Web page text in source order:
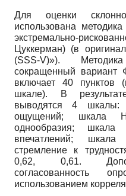
Для оценки
использована
экстремально-
Цуккерман) (в
(SSS-V)»).
сокращенный вариант
включает 40 пунктов
шкале). В
выводятся4
ощущений; шкала
однообразия;
впечатлений;
стремление к
0,62, 0,61.
согласованность
использованием